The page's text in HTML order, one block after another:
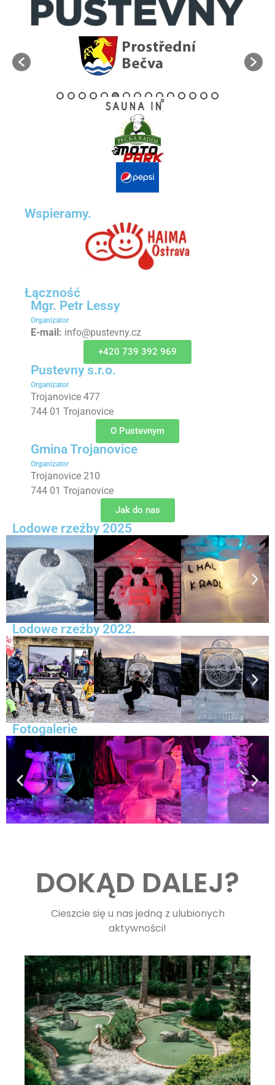
Wspieramy.
Łączność
Mgr. Petr Lessy
Organizator
E-mail: info@pustevny.cz
+420 739 392 969
Pustevny s.r.o.
Organizator
Trojanovice 477
744 01 Trojanovice
O Pustevnym
Gmina Trojanovice
Organizator
Trojanovice 210
744 01 Trojanovice
Jak do nas
Lodowe rzeźby 2025
Lodowe rzeźby 2022.
Fotogalerie
DOKĄD DALEJ?
Cieszcie się u nas jedną z ulubionych
aktywności!